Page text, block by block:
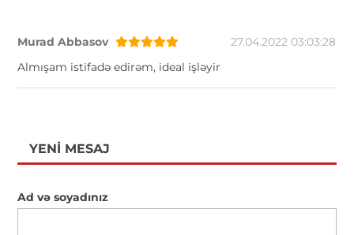
Murad Abbasov
27.04.2022 03:03:28
Almışam istifadə edirəm, ideal işləyir
YENI MESAJ
Ad və soyadınız